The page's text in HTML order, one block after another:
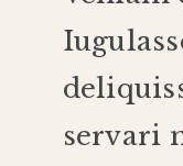
servari